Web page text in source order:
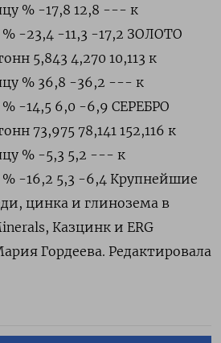
% -17,8 12,8 --- к
-23,4 -11,3 -17,2 ЗОЛОТО
5,843 4,270 10,113 к
% 36,8 -36,2 --- к
-14,5 6,0 -6,9 СЕРЕБРО
73,975 78,141 152,116 к
% -5,3 5,2 --- к
-16,2 5,3 -6,4 Крупнейшие
цинка и глинозема в
Казцинк и ERG
Гордеева. Редактировала